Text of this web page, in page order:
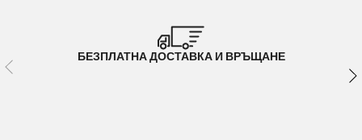
БЕЗПЛАТНА ДОСТАВКА И ВРЪЩАНЕ